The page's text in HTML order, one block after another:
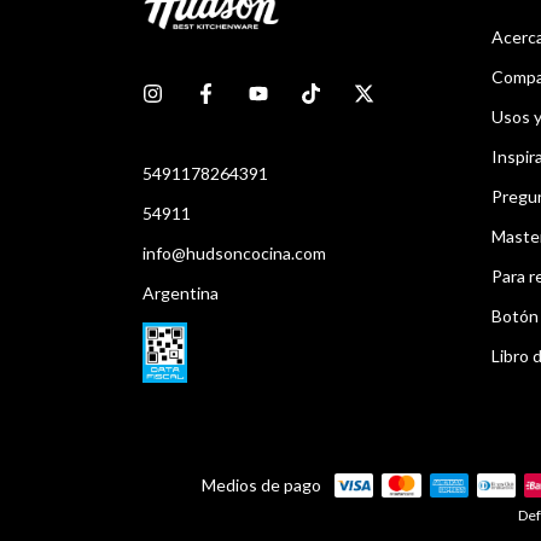
5491178264391
54911
info@hudsoncocina.com
Argentina
Usos
Para
Libro
Medios de pago